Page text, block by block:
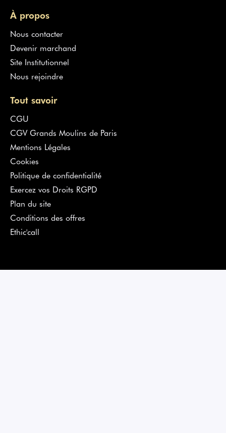
À propos
Nous contacter
Devenir marchand
Site Institutionnel
Nous rejoindre
Tout savoir
CGU
CGV Grands Moulins de Paris
Mentions Légales
Cookies
Politique de confidentialité
Exercez vos Droits RGPD
Plan du site
Conditions des offres
Ethic'call